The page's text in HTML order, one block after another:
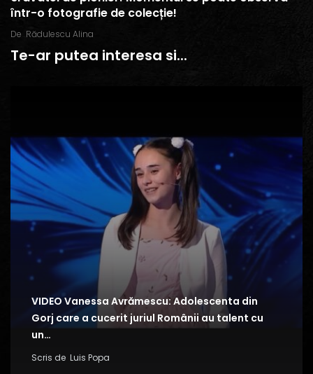
într-o fotografie de colecție!
De Rădulescu Alina
Te-ar putea interesa si...
VIDEO Vanessa Avrămescu: Adolescenta din
Gorj care a cucerit juriul Românii au talent cu
un…
Scris de Luis Popa